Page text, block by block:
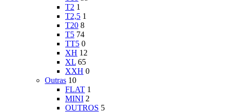
T2 1
T2,5 1
T20 8
T5 74
TT5 0
XH 12
XL 65
XXH 0
Outras 10
FLAT 1
MINI 2
OUTROS 5